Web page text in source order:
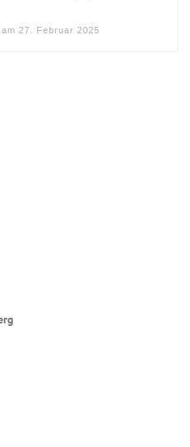
27. Februar 2025